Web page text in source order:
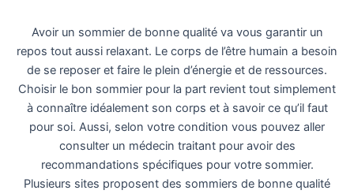
Avoir un sommier de bonne qualité va vous garantir un
repos tout aussi relaxant. Le corps de l’être humain a besoin
de se reposer et faire le plein d’énergie et de ressources.
Choisir le bon sommier pour la part revient tout simplement
à connaître idéalement son corps et à savoir ce qu’il faut
pour soi. Aussi, selon votre condition vous pouvez aller
consulter un médecin traitant pour avoir des
recommandations spécifiques pour votre sommier.
Plusieurs sites proposent des sommiers de bonne qualité